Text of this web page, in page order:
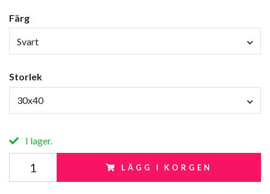
Färg
Svart
Storlek
30x40
I lager.
LÄGG I KORGEN